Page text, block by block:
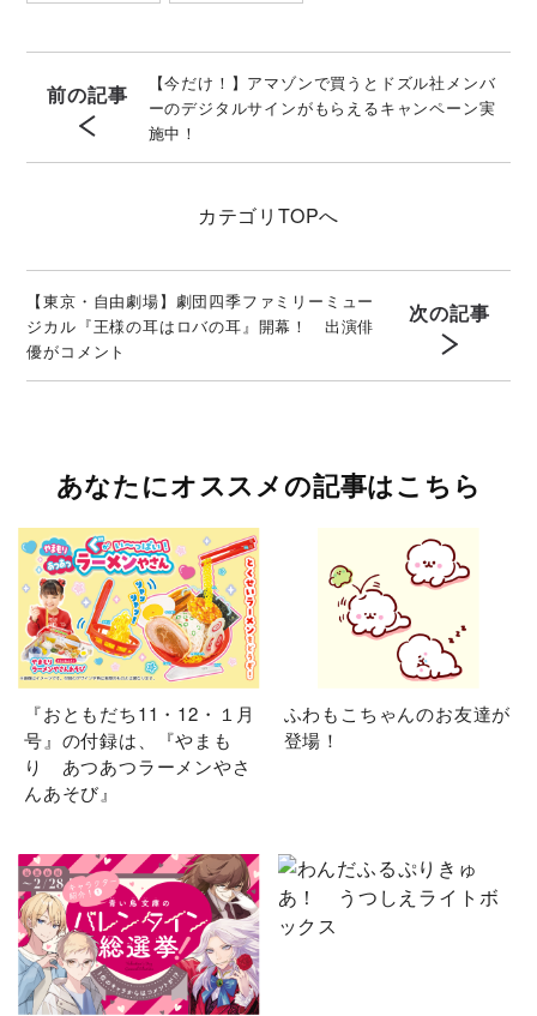
前の記事
【今だけ！】アマゾンで買うとドズル社メンバ
ーのデジタルサインがもらえるキャンペーン実
施中！
カテゴリ TOPへ
【東京・自由劇場】劇団四季ファミリーミュー
ジカル『王様の耳はロバの耳』開幕！ 出演俳
優がコメント
次の記事
あなたにオススメの記事はこちら
『おともだち11・12・１月
号』の付録は、『やまも
り あつあつラーメンやさ
んあそび』
ふわもこちゃんのお友達が
登場！